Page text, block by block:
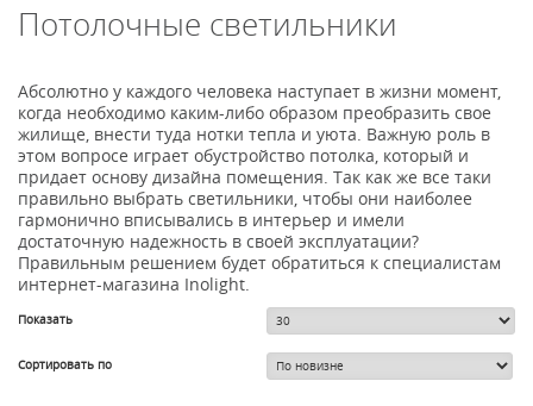
Потолочные светильники
Абсолютно у каждого человека наступает в жизни момент,
когда необходимо каким-либо образом преобразить свое
жилище, внести туда нотки тепла и уюта. Важную роль в
этом вопросе играет обустройство потолка, который и
придает основу дизайна помещения. Так как же все таки
правильно выбрать светильники, чтобы они наиболее
гармонично вписывались в интерьер и имели
достаточную надежность в своей эксплуатации?
Правильным решением будет обратиться к специалистам
интернет-магазина Inolight.
Показать
Сортировать по